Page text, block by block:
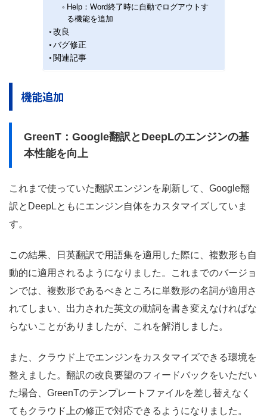
Help：Word終了時に自動でログアウトす
る機能を追加
改良
バグ修正
関連記事
機能追加
GreenT：Google翻訳とDeepLのエンジンの基
本性能を向上
これまで使っていた翻訳エンジンを刷新して、Google翻
訳とDeepLともにエンジン自体をカスタマイズしていま
す。
この結果、日英翻訳で用語集を適用した際に、複数形も自
動的に適用されるようになりました。これまでのバージョ
ンでは、複数形であるべきところに単数形の名詞が適用さ
れてしまい、出力された英文の動詞を書き変えなければな
らないことがありましたが、これを解消しました。
また、クラウド上でエンジンをカスタマイズできる環境を
整えました。翻訳の改良要望のフィードバックをいただい
た場合、GreenTのテンプレートファイルを差し替えなく
てもクラウド上の修正で対応できるようになりました。